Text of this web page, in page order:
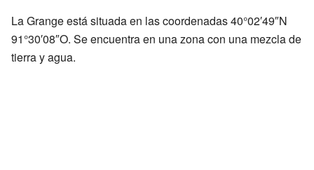
La Grange está situada en las coordenadas 40°02′49″N
91°30′08″O. Se encuentra en una zona con una mezcla de
tierra y agua.